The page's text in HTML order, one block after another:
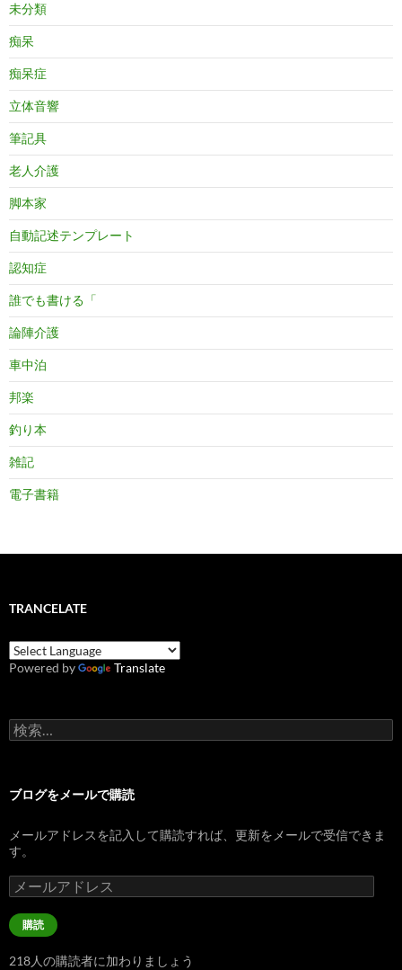
未分類
痴呆
痴呆症
立体音響
筆記具
老人介護
脚本家
自動記述テンプレート
認知症
誰でも書ける「
論陣介護
車中泊
邦楽
釣り本
雑記
電子書籍
TRANCELATE
Powered by Translate
検
索:
ブログをメールで購読
メールアドレスを記入して購読すれば、更新をメールで受信できま
す。
メ
ー
ル
ア
レ
購読
218人の購読者に加わりましょう